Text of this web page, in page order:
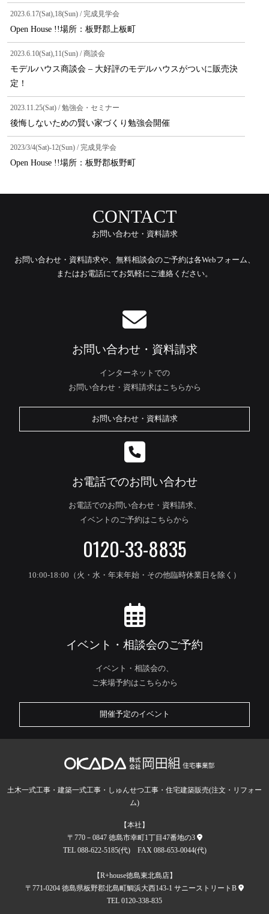
2023.6.17(Sat),18(Sun) / 完成見学会
Open House !!場所：板野郡上板町
2023.6.10(Sat),11(Sun) / 商談会
モデルハウス商談会 – 大好評のモデルハウスがついに販売決
定！
2023.11.25(Sat) / 勉強会・セミナー
後悔しないための賢い家づくり勉強会開催
2023/3/4(Sat)-12(Sun) / 完成見学会
Open House !!場所：板野郡板野町
CONTACT
お問い合わせ・資料請求
お問い合わせ・資料請求や、無料相談会のご予約は各Webフォーム、
またはお電話にてお気軽にご連絡ください。
お問い合わせ・資料請求
インターネットでの
お問い合わせ・資料請求はこちらから
お問い合わせ・資料請求
お電話でのお問い合わせ
お電話でのお問い合わせ・資料請求、
イベントのご予約はこちらから
0120-33-8835
10:00-18:00（火・水・年末年始・その他臨時休業日を除く）
イベント・相談会のご予約
イベント・相談会の、
ご来場予約はこちらから
開催予定のイベント
土木一式工事・建築一式工事・しゅんせつ工事・住宅建築販売(注文・リフォー
ム)
【本社】
〒770－0847 徳島市幸町1丁目47番地の3
TEL 088-622-5185(代) FAX 088-653-0044(代)
【R+house徳島東北島店】
〒771-0204 徳島県板野郡北島町鯛浜大西143-1 サニーストリートB
TEL 0120-338-835